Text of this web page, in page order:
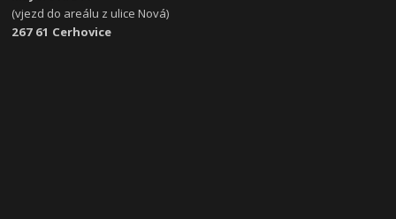
(vjezd do areálu z ulice Nová)
267 61 Cerhovice